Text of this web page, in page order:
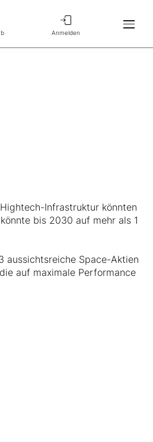
Anmelden
Infrastruktur könnten
bis 2030 auf mehr als 1
aussichtsreiche Space-Aktien
auf maximale Performance